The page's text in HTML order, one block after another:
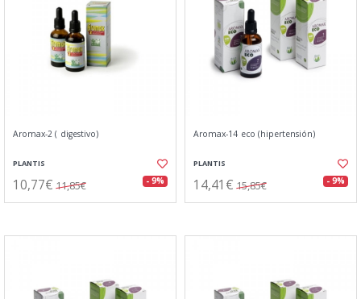
Aromax-2 ( digestivo)
PLANTIS
10,77€ 11,85€ - 9%
Aromax-14 eco (hipertensión)
PLANTIS
14,41€ 15,85€ - 9%